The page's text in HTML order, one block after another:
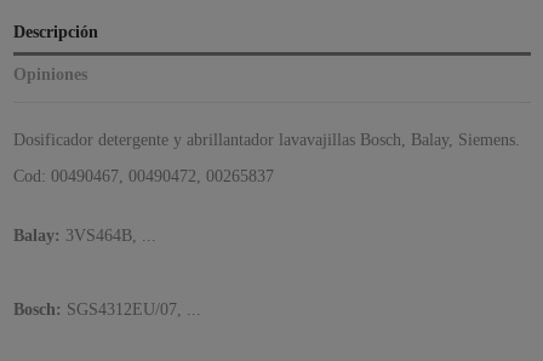
Descripción
Opiniones
Dosificador detergente y abrillantador lavavajillas Bosch, Balay, Siemens.
Cod: 00490467, 00490472, 00265837
Balay: 3VS464B, ...
Bosch: SGS4312EU/07, ...